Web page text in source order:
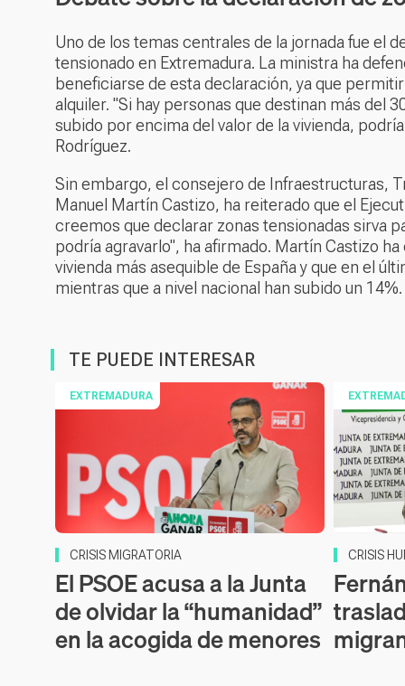
Uno de los temas centrales de la jornada fue el
tensionado en Extremadura. La ministra ha
beneficiarse de esta declaración, ya que
alquiler. "Si hay personas que destinan más del
subido por encima del valor de la vivienda,
Rodríguez.
Sin embargo, el consejero de Infraestructuras,
Manuel Martín Castizo, ha reiterado que el
creemos que declarar zonas tensionadas sirva
podría agravarlo", ha afirmado. Martín Castizo
vivienda más asequible de España y que en el
mientras que a nivel nacional han subido un 14%.
TE PUEDE INTERESAR
EXTREMADURA
CRISIS MIGRATORIA
El PSOE acusa a la Junta
de olvidar la “humanidad”
en la acogida de menores
CRISIS